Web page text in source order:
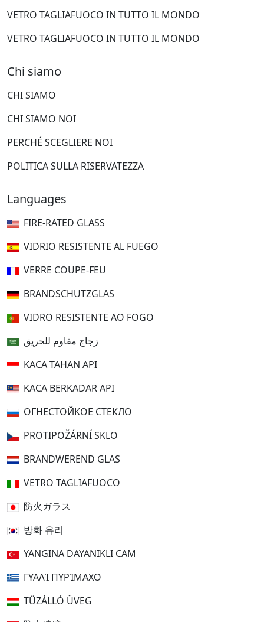
VETRO TAGLIAFUOCO IN TUTTO IL MONDO
VETRO TAGLIAFUOCO IN TUTTO IL MONDO
Chi siamo
CHI SIAMO
CHI SIAMO NOI
PERCHÉ SCEGLIERE NOI
POLITICA SULLA RISERVATEZZA
Languages
FIRE-RATED GLASS
VIDRIO RESISTENTE AL FUEGO
VERRE COUPE-FEU
BRANDSCHUTZGLAS
VIDRO RESISTENTE AO FOGO
زجاج مقاوم للحريق
KACA TAHAN API
KACA BERKADAR API
ОГНЕСТОЙКОЕ СТЕКЛО
PROTIPOŽÁRNÍ SKLO
BRANDWEREND GLAS
VETRO TAGLIAFUOCO
防火ガラス
방화 유리
YANGINA DAYANIKLI CAM
ΓΥΑΛΊ ΠΥΡΊΜΑΧΟ
TŰZÁLLÓ ÜVEG